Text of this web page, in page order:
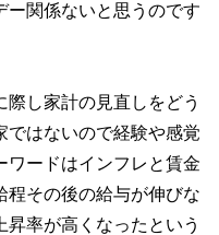
ー関係ないと思うのです
し家計の見直しをどう
ではないので経験や感覚
ワードはインフレと賃金
程その後の給与が伸びな
率が高くなったという